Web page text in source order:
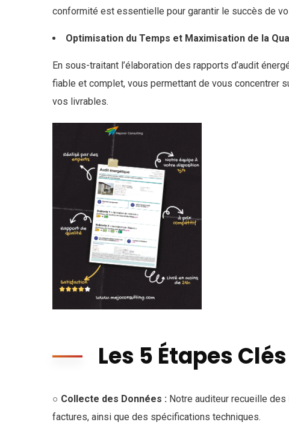
conformité est essentielle pour garantir le succès de
Optimisation du Temps et Maximisation de la
En sous-traitant l’élaboration des rapports d’audit
fiable et complet, vous permettant de vous concentrer
vos livrables.
Les 5 Étapes
○ Collecte des Données : Notre auditeur recueille
factures, ainsi que des spécifications techniques.